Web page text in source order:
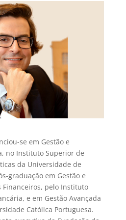
se em Gestão e
no Instituto Superior de
da Universidade de
graduação em Gestão e
Financeiros, pelo Instituto
e em Gestão Avançada
Católica Portuguesa.